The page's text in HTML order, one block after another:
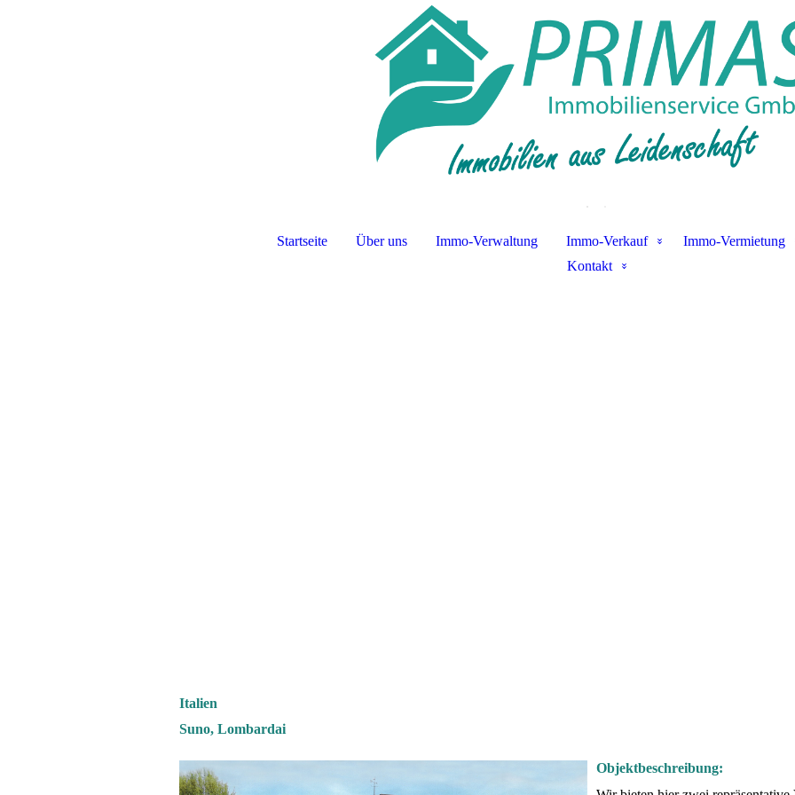
Startseite Über uns Immo-Verwaltung Immo-Verkauf Immo-Vermietung
Kontakt
Italien
Suno, Lombardai
Objektbeschreibung: